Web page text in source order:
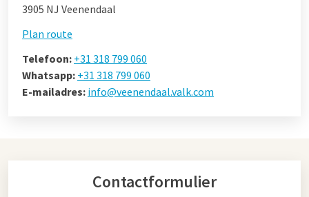
3905 NJ Veenendaal
Plan route
Telefoon: +31 318 799 060
Whatsapp: +31 318 799 060
E-mailadres: info@veenendaal.valk.com
Contactformulier